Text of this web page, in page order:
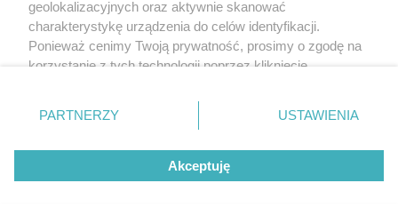
geolokalizacyjnych oraz aktywnie skanować
charakterystykę urządzenia do celów identyfikacji.
Ponieważ cenimy Twoją prywatność, prosimy o zgodę na
korzystanie z tych technologii poprzez kliknięcie
zmienić/wycofać klikając przycisk ustawień prywatności
znajdujący się w lewym dolnym rogu strony
rodzaje przetwarzania danych nie wymagają zgody
użytkownika, ale masz prawo sprzeciwić się takiemu
przetwarzaniu. Preferencje będą miały zastosowanie tylko
PARTNERZY USTAWIENIA
Akceptuję